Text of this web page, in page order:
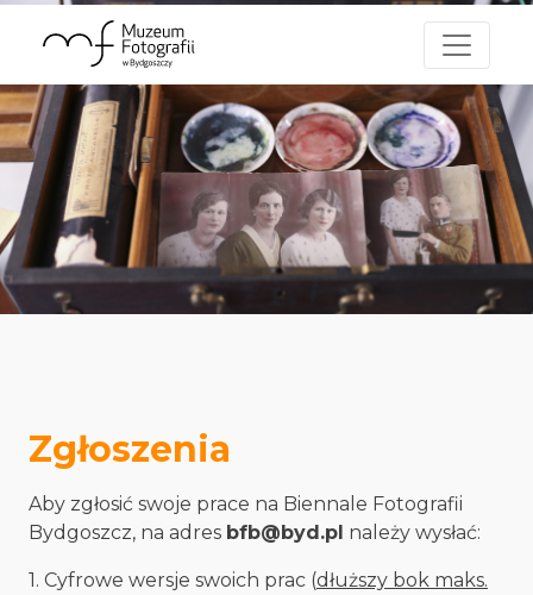
Zgłoszenia
Aby zgłosić swoje prace na Biennale Fotografii
Bydgoszcz, na adres bfb@byd.pl należy wysłać:
1. Cyfrowe wersje swoich prac (dłuższy bok maks.